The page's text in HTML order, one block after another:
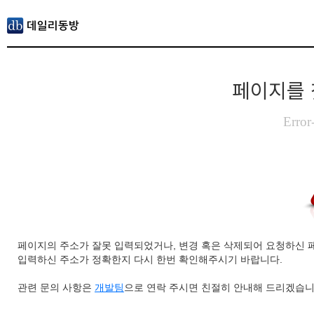
페이지를
페이지의 주소가 잘못 입력되었거나, 변경 혹은 삭제되어 요청하신
입력하신 주소가 정확한지 다시 한번 확인해주시기 바랍니다.
관련 문의 사항은 개발팀 으로 연락 주시면 친절히 안내해 드리겠습